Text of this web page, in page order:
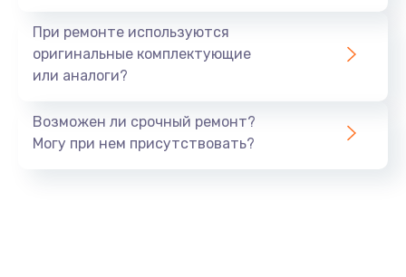
При ремонте используются
оригинальные комплектующие
или аналоги?
Возможен ли срочный ремонт?
Могу при нем присутствовать?